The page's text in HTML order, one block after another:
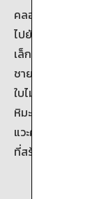
คลองโอตารุทอด
ไปยังอีกฝั่งจะใช้
เล็กน้อยแทนที่จะ
ชายฝั่ง ต้นซากุร
ใบไม้หลากสีในช่
หิมะอันงดงามใน
แวะคาเฟ่และร้า
ที่สร้างด้วยอิฐ